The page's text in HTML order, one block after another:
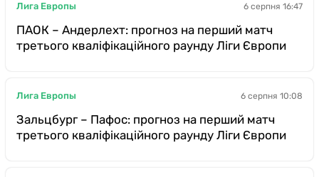
Лига Европы 6 серпня 16:47
ПАОК – Андерлехт: прогноз на перший матч
третього кваліфікаційного раунду Ліги Європи
Лига Европы 6 серпня 10:08
Зальцбург – Пафос: прогноз на перший матч
третього кваліфікаційного раунду Ліги Європи